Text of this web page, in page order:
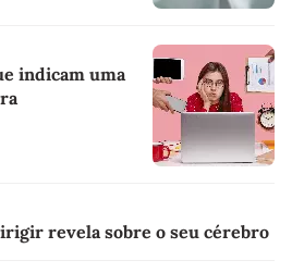
indicam uma
revela sobre o seu cérebro